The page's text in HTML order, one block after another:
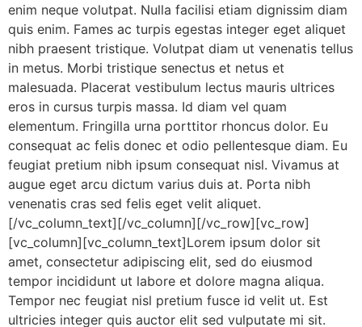
enim neque volutpat. Nulla facilisi etiam dignissim diam
quis enim. Fames ac turpis egestas integer eget aliquet
nibh praesent tristique. Volutpat diam ut venenatis tellus
in metus. Morbi tristique senectus et netus et
malesuada. Placerat vestibulum lectus mauris ultrices
eros in cursus turpis massa. Id diam vel quam
elementum. Fringilla urna porttitor rhoncus dolor. Eu
consequat ac felis donec et odio pellentesque diam. Eu
feugiat pretium nibh ipsum consequat nisl. Vivamus at
augue eget arcu dictum varius duis at. Porta nibh
venenatis cras sed felis eget velit aliquet.
[/vc_column_text][/vc_column][/vc_row][vc_row]
[vc_column][vc_column_text]Lorem ipsum dolor sit
amet, consectetur adipiscing elit, sed do eiusmod
tempor incididunt ut labore et dolore magna aliqua.
Tempor nec feugiat nisl pretium fusce id velit ut. Est
ultricies integer quis auctor elit sed vulputate mi sit.